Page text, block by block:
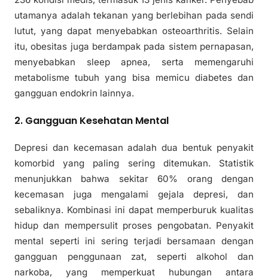
utamanya adalah tekanan yang berlebihan pada sendi
lutut, yang dapat menyebabkan osteoarthritis. Selain
itu, obesitas juga berdampak pada sistem pernapasan,
menyebabkan sleep apnea, serta memengaruhi
metabolisme tubuh yang bisa memicu diabetes dan
gangguan endokrin lainnya.
2. Gangguan Kesehatan Mental
Depresi dan kecemasan adalah dua bentuk penyakit
komorbid yang paling sering ditemukan. Statistik
menunjukkan bahwa sekitar 60% orang dengan
kecemasan juga mengalami gejala depresi, dan
sebaliknya. Kombinasi ini dapat memperburuk kualitas
hidup dan mempersulit proses pengobatan. Penyakit
mental seperti ini sering terjadi bersamaan dengan
gangguan penggunaan zat, seperti alkohol dan
narkoba, yang memperkuat hubungan antara